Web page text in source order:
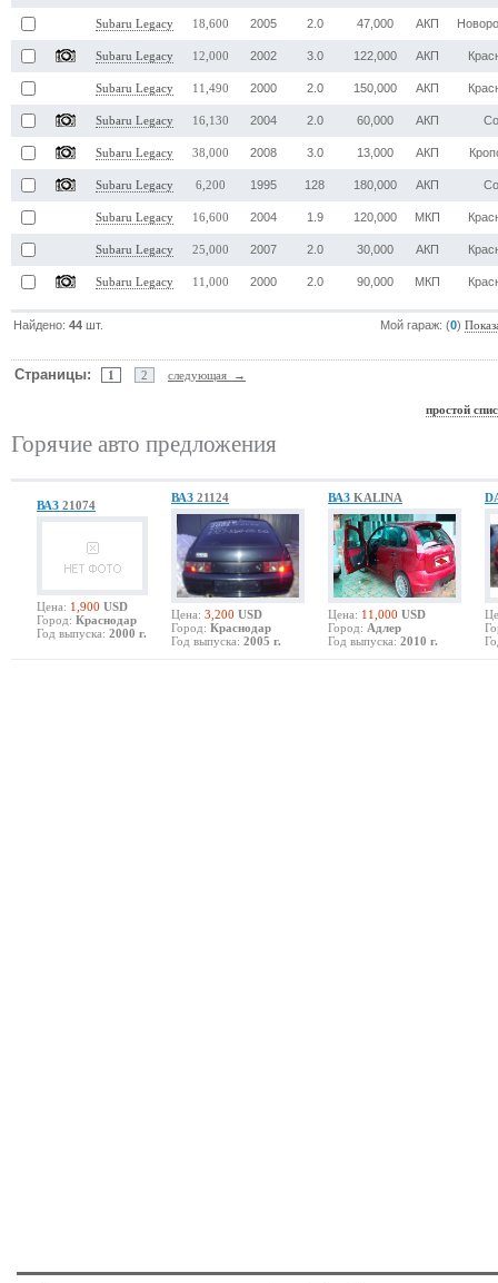
Subaru Legacy 18,600 2005 2.0 47,000 АКП
Subaru Legacy 12,000 2002 3.0 122,000 АКП
Subaru Legacy 11,490 2000 2.0 150,000 АКП
Subaru Legacy 16,130 2004 2.0 60,000 АКП
Subaru Legacy 38,000 2008 3.0 13,000 АКП
Subaru Legacy 6,200 1995 128 180,000 АКП
Subaru Legacy 16,600 2004 1.9 120,000 МКП
Subaru Legacy 25,000 2007 2.0 30,000 АКП
Subaru Legacy 11,000 2000 2.0 90,000 МКП
Найдено:44 шт. Мой гараж: (0)
Страницы: 1 2 следующая →
простой
Горячие авто предложения
ВАЗ 21074
Цена: 1,900 USD
Город: Краснодар
Год выпуска: 2000 г.
ВАЗ 21124
Цена: 3,200 USD
Город: Краснодар
Год выпуска: 2005 г.
ВАЗ KALINA
Цена: 11,000 USD
Город: Адлер
Год выпуска: 2010 г.